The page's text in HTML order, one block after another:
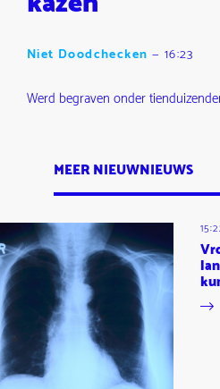
Niet Doodchecken — 16:23
Werd begraven onder
MEER NIEUWNIEUWS